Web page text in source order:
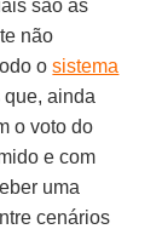
são as
não
osistema
ainda
o voto do
e com
uma
cenários